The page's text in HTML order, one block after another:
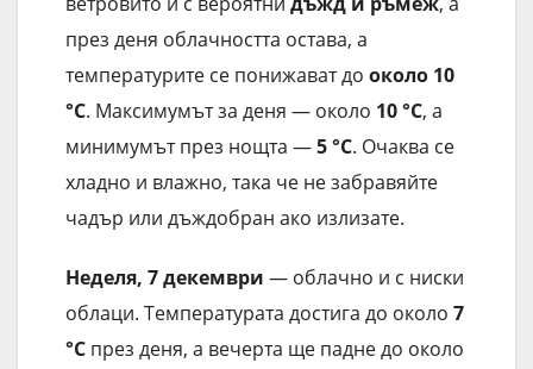
през деня облачността остава, а
температурите се понижават до около 10
°C. Максимумът за деня — около 10 °C, а
минимумът през нощта —5 °C. Очаква се
хладно и влажно, така че не забравяйте
чадър или дъждобран ако излизате.
Неделя, 7 декември — облачно и с ниски
облаци. Температурата достига до около 7
°C през деня, а вечерта ще падне до около